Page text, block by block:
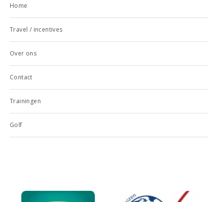
Home
Travel / incentives
Over ons
Contact
Trainingen
Golf